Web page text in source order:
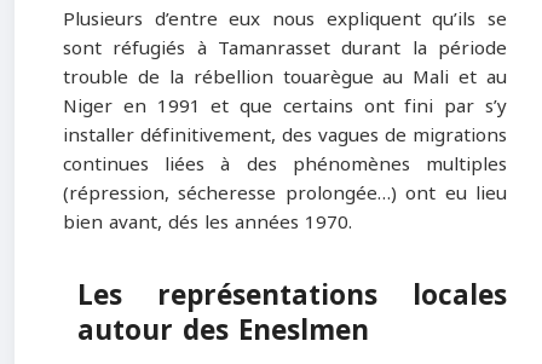
Plusieurs d’entre eux nous expliquent qu’ils se
sont réfugiés à Tamanrasset durant la période
trouble de la rébellion touarègue au Mali et au
Niger en 1991 et que certains ont fini par s’y
installer définitivement, des vagues de migrations
continues liées à des phénomènes multiples
(répression, sécheresse prolongée…) ont eu lieu
bien avant, dés les années 1970.
Les représentations locales
autour des Eneslmen